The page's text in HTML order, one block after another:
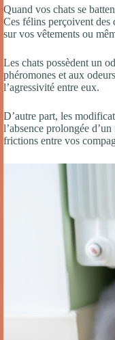
Quand vos chats se
Ces félins perçoivent des
sur vos vêtements ou
Les chats possèdent un
phéromones et aux
l’agressivité entre eux.
D’autre part, les
l’absence prolongée
frictions entre vos